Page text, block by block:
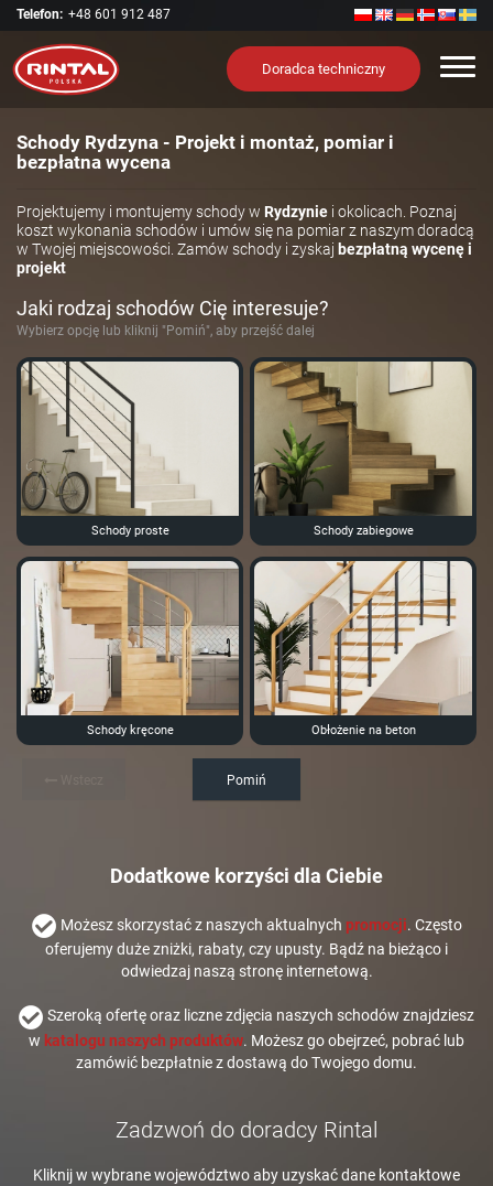
Telefon: +48 601 912 487
Doradca techniczny
Schody Rydzyna - Projekt i montaż, pomiar i
bezpłatna wycena
Projektujemy i montujemy schody w Rydzynie i okolicach. Poznaj
koszt wykonania schodów i umów się na pomiar z naszym doradcą
w Twojej miejscowości. Zamów schody i zyskaj bezpłatną wycenę i
projekt
Jaki rodzaj schodów Cię interesuje?
Wybierz opcję lub kliknij "Pomiń", aby przejść dalej
Schody proste Schody zabiegowe
Schody kręcone Obłożenie na beton
Pomiń
Dodatkowe korzyści dla Ciebie
Możesz skorzystać z naszych aktualnych promocji. Często
oferujemy duże zniżki, rabaty, czy upusty. Bądź na bieżąco i
odwiedzaj naszą stronę internetową.
Szeroką ofertę oraz liczne zdjęcia naszych schodów znajdziesz
w katalogu naszych produktów. Możesz go obejrzeć, pobrać lub
zamówić bezpłatnie z dostawą do Twojego domu.
Zadzwoń do doradcy Rintal
Kliknij w wybrane województwo aby uzyskać dane kontaktowe